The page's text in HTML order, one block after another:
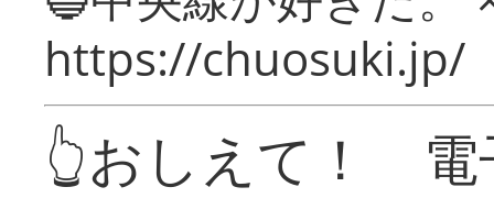
https://chuosuki.jp/
👆おしえて！ 電